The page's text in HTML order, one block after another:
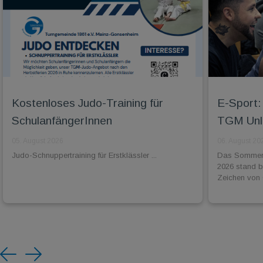
Kostenloses Judo-Training für
SchulanfängerInnen
Judo-Schnuppertraining für Erstklässler ...
E-Sport:
TGM
Das
2026 stand
Zeichen von
Previous
Next